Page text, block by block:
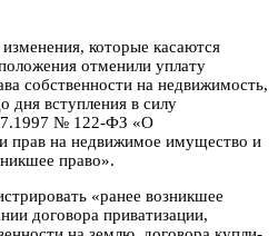
которые касаются
отменили уплату
собственности на недвижимость,
дня вступления в силу
№ 122-ФЗ «О
прав на недвижимое имущество и
право».
«ранее возникшее
договора приватизации,